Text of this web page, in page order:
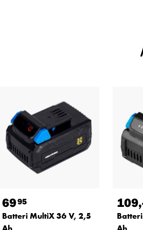
6995
Batteri MultiX 36 V, 2,5
109